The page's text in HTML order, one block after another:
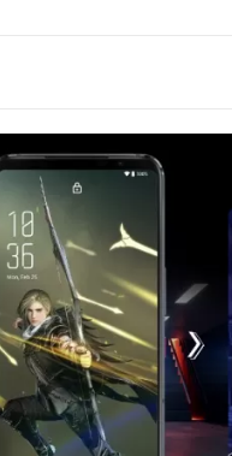
domotica e gadget.